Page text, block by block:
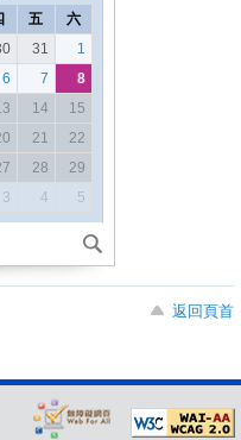
五
六
31
1
6 7
8
14
15
21
22
28
29
3 4 5
返回頁首